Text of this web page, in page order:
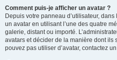
Comment puis-je afficher un avatar ?
Depuis votre panneau d’utilisateur,
un avatar en utilisant l’une des quatre
galerie, distant ou importé.
avatars et décider de la manière dont ils
pouvez pas utiliser d’avatar, contactez